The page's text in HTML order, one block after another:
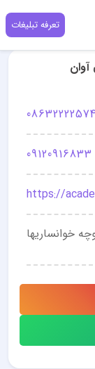
تعرفه تبلیغات
08632222574
09120916833
https://
خوانساریها